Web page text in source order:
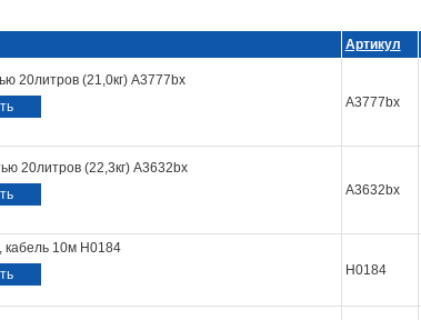
Артикул
20литров (21,0кг) A3777bx
A3777bx
20литров (22,3кг) А3632bx
А3632bx
10м Н0184
Н0184